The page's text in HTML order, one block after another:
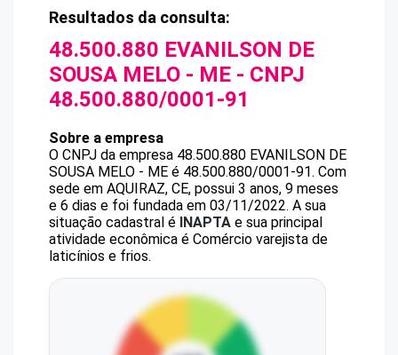
Resultados da consulta:
48.500.880 EVANILSON DE
SOUSA MELO - ME - CNPJ
48.500.880/0001-91
Sobre a empresa
O CNPJ da empresa 48.500.880 EVANILSON DE
SOUSA MELO - ME é 48.500.880/0001-91. Com
sede em AQUIRAZ, CE, possui 3 anos, 9 meses
e 6 dias e foi fundada em 03/11/2022. A sua
situação cadastral é INAPTA e sua principal
atividade econômica é Comércio varejista de
laticínios e frios.